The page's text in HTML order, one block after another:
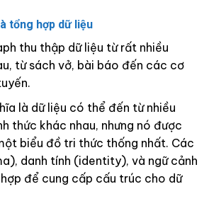
tổng hợp dữ liệu
thu thập dữ liệu từ rất nhiều
từ sách vở, bài báo đến các cơ
là dữ liệu có thể đến từ nhiều
thức khác nhau, nhưng nó được
biểu đồ tri thức thống nhất. Các
danh tính (identity), và ngữ cảnh
để cung cấp cấu trúc cho dữ